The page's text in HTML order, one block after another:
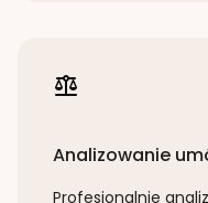
Analizowanie
Profesjonalnie